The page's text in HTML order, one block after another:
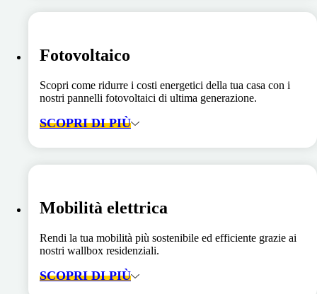
Fotovoltaico
Scopri come ridurre i costi energetici della tua casa con i
nostri pannelli fotovoltaici di ultima generazione.
SCOPRI DI PIÙ
Mobilità elettrica
Rendi la tua mobilità più sostenibile ed efficiente grazie ai
nostri wallbox residenziali.
SCOPRI DI PIÙ